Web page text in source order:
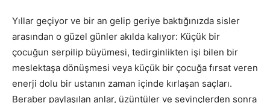
Yıllar geçiyor ve bir an gelip geriye baktığınızda sisler
arasından o güzel günler akılda kalıyor: Küçük bir
çocuğun serpilip büyümesi, tedirginlikten işi bilen bir
meslektaşa dönüşmesi veya küçük bir çocuğa fırsat veren
enerji dolu bir ustanın zaman içinde kırlaşan saçları.
Beraber paylaşılan anlar, üzüntüler ve sevinçlerden sonra